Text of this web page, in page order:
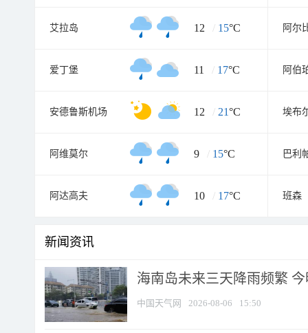
艾拉岛 12 / 15°C 阿尔
爱丁堡 11 / 17°C 阿伯
安德鲁斯机场 12 / 21°C 埃布
阿维莫尔 9 / 15°C 巴利
阿达高夫 10 / 17°C 班森
新闻资讯
海南岛未来三天降雨频繁
中国天气网 2026-08-06 15:50